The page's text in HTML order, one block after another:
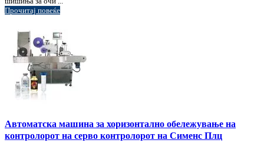
Прочитај повеќе
Автоматска машина за хоризонтално обележување на
контролорот на серво контролорот на Сименс Плц